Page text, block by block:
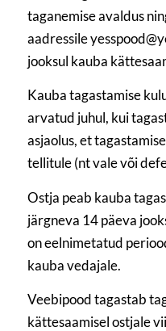
taganemise avaldus
aadressile
jooksul kauba
Kauba tagastamise
arvatud juhul, kui
asjaolus, et
tellitule (nt vale või
Ostja peab kauba
järgneva 14 päeva
on eelnimetatud
kauba vedajale.
Veebipood tagastab
kättesaamisel ostjale